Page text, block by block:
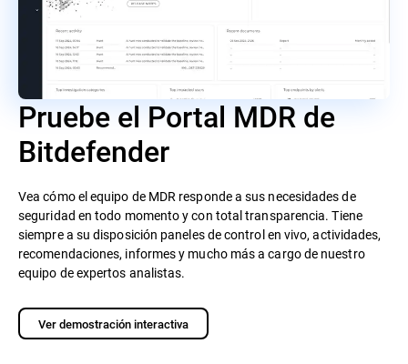
Pruebe el Portal MDR de
Bitdefender
Vea cómo el equipo de MDR responde a sus necesidades de
seguridad en todo momento y con total transparencia. Tiene
siempre a su disposición paneles de control en vivo, actividades,
recomendaciones, informes y mucho más a cargo de nuestro
equipo de expertos analistas.
Ver demostración interactiva